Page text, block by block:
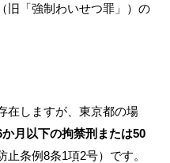
旧「強制わいせつ罪」）の
在しますが、東京都の場
か月以下の拘禁刑または50
止条例8条1項2号）です。